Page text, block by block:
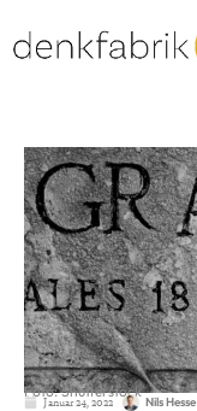
Foto: Shutterstock
Januar 24, 2022 Nils Hesse